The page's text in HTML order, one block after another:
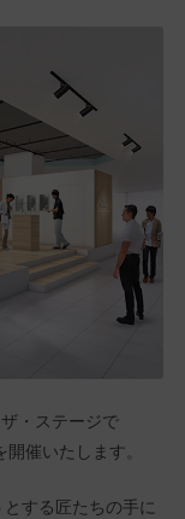
・ステージで
催いたします。
する匠たちの手に